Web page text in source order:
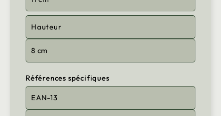
Hauteur
8 cm
Références spécifiques
EAN-13